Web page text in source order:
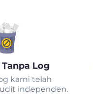
Log
kami telah
independen.